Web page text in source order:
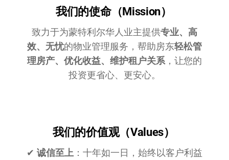
我们的使命（Mission）
致力于为蒙特利尔华人业主提供专业、高
效、无忧的物业管理服务，帮助房东轻松管
理房产、优化收益、维护租户关系，让您的
投资更省心、更安心。
我们的价值观（Values）
✔ 诚信至上 ：十年如一日，始终以客户利益